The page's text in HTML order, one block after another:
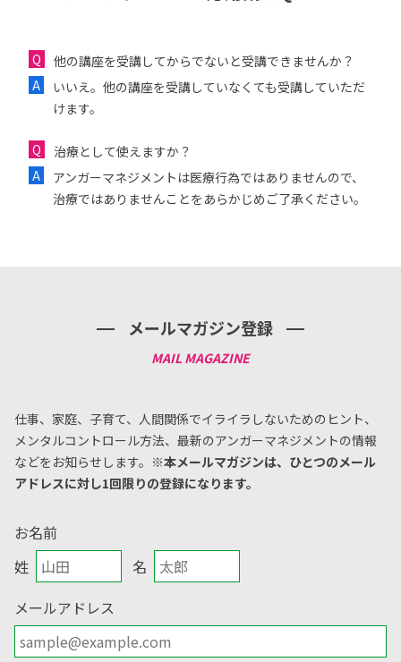
他の講座を受講してからでないと受講できませんか？
いいえ。他の講座を受講していなくても受講していただ
けます。
治療として使えますか？
アンガーマネジメントは医療行為ではありませんので、
治療ではありませんことをあらかじめご了承ください。
メールマガジン登録
仕事、家庭、子育て、人間関係でイライラしないためのヒント、
メンタルコントロール方法、 最新のアンガーマネジメントの情報
などをお知らせします。 ※本メールマガジンは、ひとつのメール
アドレスに対し1回限りの登録になります。
お名前
姓
名
メールアドレス